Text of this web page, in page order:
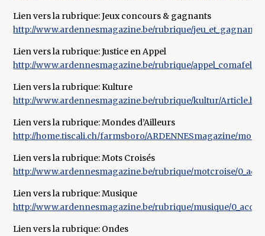
Lien vers la rubrique: Jeux concours & gagnants
http://www.ardennesmagazine.be/rubrique/jeu_et_gagnant/
Lien vers la rubrique: Justice en Appel
http://www.ardennesmagazine.be/rubrique/appel_comafel/
Lien vers la rubrique: Kulture
http://www.ardennesmagazine.be/rubrique/kultur/
Lien vers la rubrique: Mondes d’Ailleurs
http://home.tiscali.ch/farmsboro/ARDENNESmagazine/
Lien vers la rubrique: Mots Croisés
http://www.ardennesmagazine.be/rubrique/motcroise/
Lien vers la rubrique: Musique
http://www.ardennesmagazine.be/rubrique/musique/
Lien vers la rubrique: Ondes